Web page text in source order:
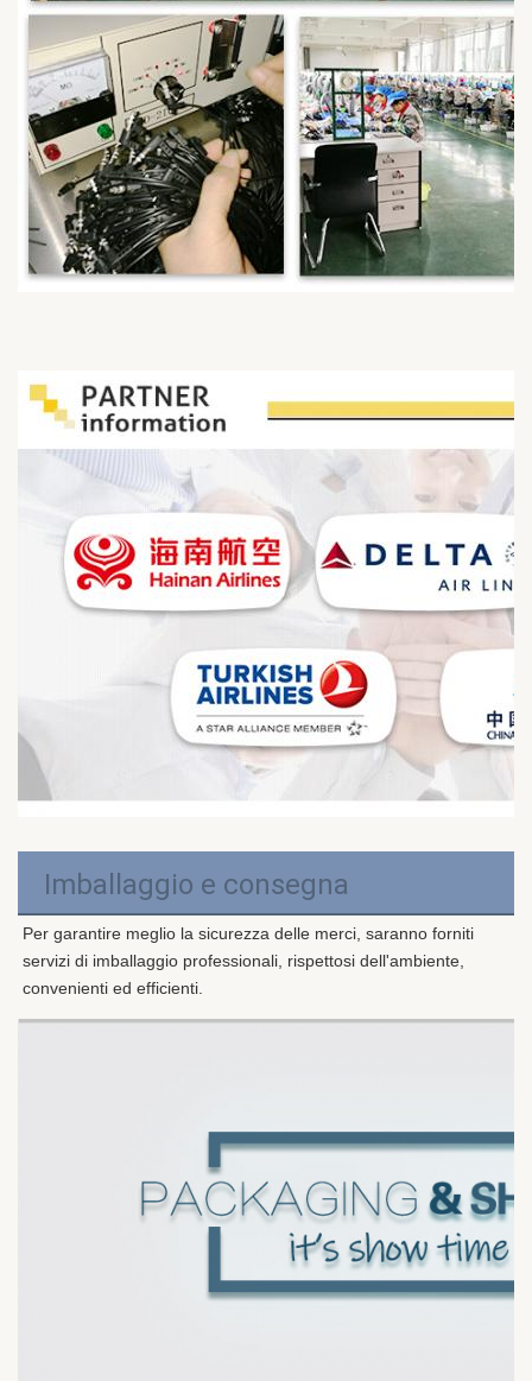
Imballaggio e consegna
Per garantire meglio la sicurezza delle merci, saranno forniti
servizi di imballaggio professionali, rispettosi dell'ambiente,
convenienti ed efficienti.